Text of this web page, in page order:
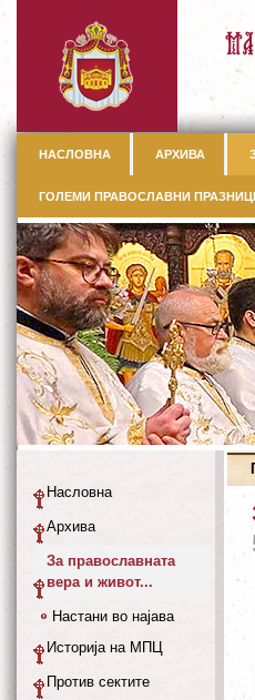
НАСЛОВНА АРХИВА
ГОЛЕМИ ПРАВОСЛАВНИ
Насловна
Архива
За православната
вера и живот...
Настани во најава
Историја на МПЦ
Против сектите